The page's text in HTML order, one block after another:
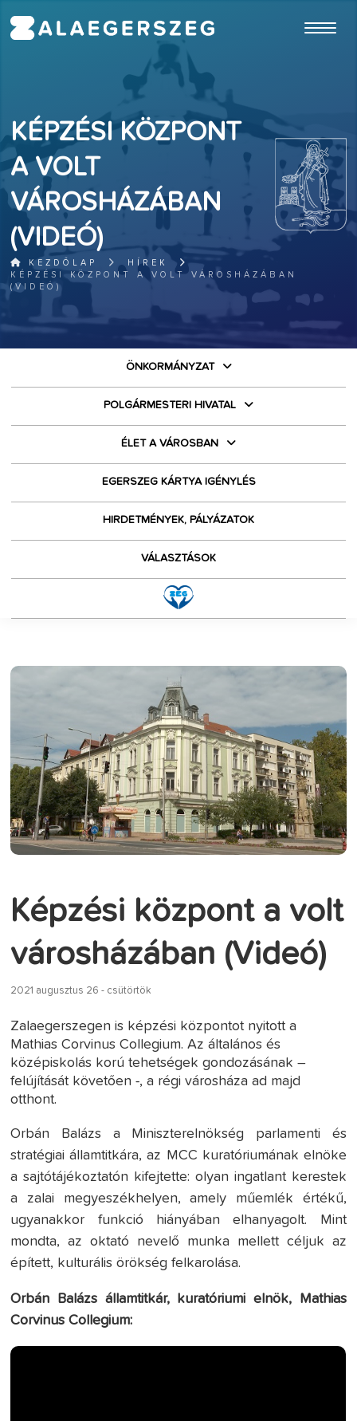
KÉPZÉSI KÖZPONT
A VOLT
VÁROSHÁZÁBAN
(VIDEÓ)
KEZDŐLAP
HÍREK
KÉPZÉSI KÖZPONT A VOLT VÁROSHÁZÁBAN
(VIDEÓ)
ÖNKORMÁNYZAT
POLGÁRMESTERI HIVATAL
ÉLET A VÁROSBAN
EGERSZEG KÁRTYA IGÉNYLÉS
HIRDETMÉNYEK, PÁLYÁZATOK
VÁLASZTÁSOK
Képzési központ a volt
városházában (Videó)
2021 augusztus 26 - csütörtök
Zalaegerszegen is képzési központot nyitott a
Mathias Corvinus Collegium. Az általános és
középiskolás korú tehetségek gondozásának –
felújítását követően -, a régi városháza ad majd
otthont.
Orbán Balázs a Miniszterelnökség parlamenti és
stratégiai államtitkára, az MCC kuratóriumának elnöke
a sajtótájékoztatón kifejtette: olyan ingatlant kerestek
a zalai megyeszékhelyen, amely műemlék értékű,
ugyanakkor funkció hiányában elhanyagolt. Mint
mondta, az oktató nevelő munka mellett céljuk az
épített, kulturális örökség felkarolása.
Orbán Balázs államtitkár, kuratóriumi elnök, Mathias
Corvinus Collegium: